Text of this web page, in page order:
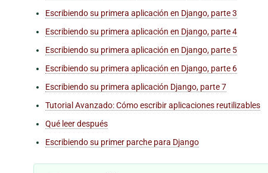
Escribiendo su primera aplicación en Django, parte 3
Escribiendo su primera aplicación en Django, parte 4
Escribiendo su primera aplicación en Django, parte 5
Escribiendo su primera aplicación en Django, parte 6
Escribiendo su primera aplicación Django, parte 7
Tutorial Avanzado: Cómo escribir aplicaciones reutilizables
Qué leer después
Escribiendo su primer parche para Django